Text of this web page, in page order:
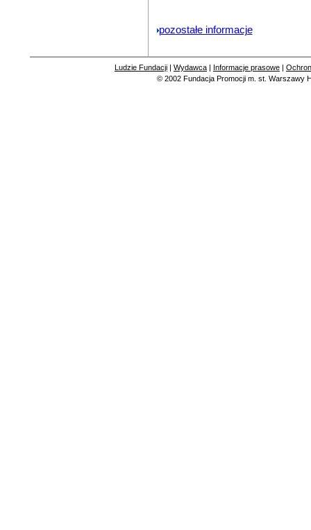
pozostałe informacje
Ludzie Fundacji | Wydawca | Informacje prasowe |
© 2002 Fundacja Promocji m. st. Warszawy